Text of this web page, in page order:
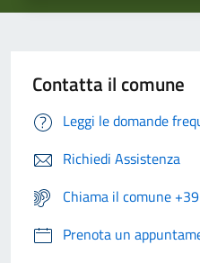
Contatta il comune
Leggi le domande
Richiedi Assistenza
Chiama il comune
Prenota un